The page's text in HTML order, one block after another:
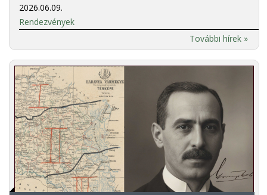
2026.06.09.
Rendezvények
További hírek »